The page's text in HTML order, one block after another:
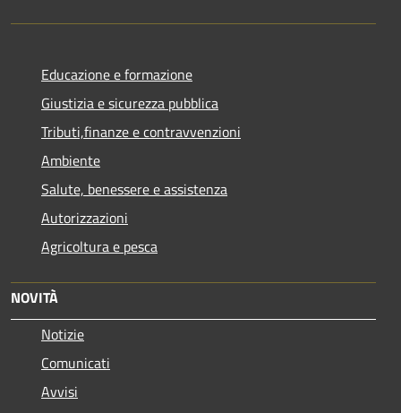
Educazione e formazione
Giustizia e sicurezza pubblica
Tributi,finanze e contravvenzioni
Ambiente
Salute, benessere e assistenza
Autorizzazioni
Agricoltura e pesca
NOVITÀ
Notizie
Comunicati
Avvisi